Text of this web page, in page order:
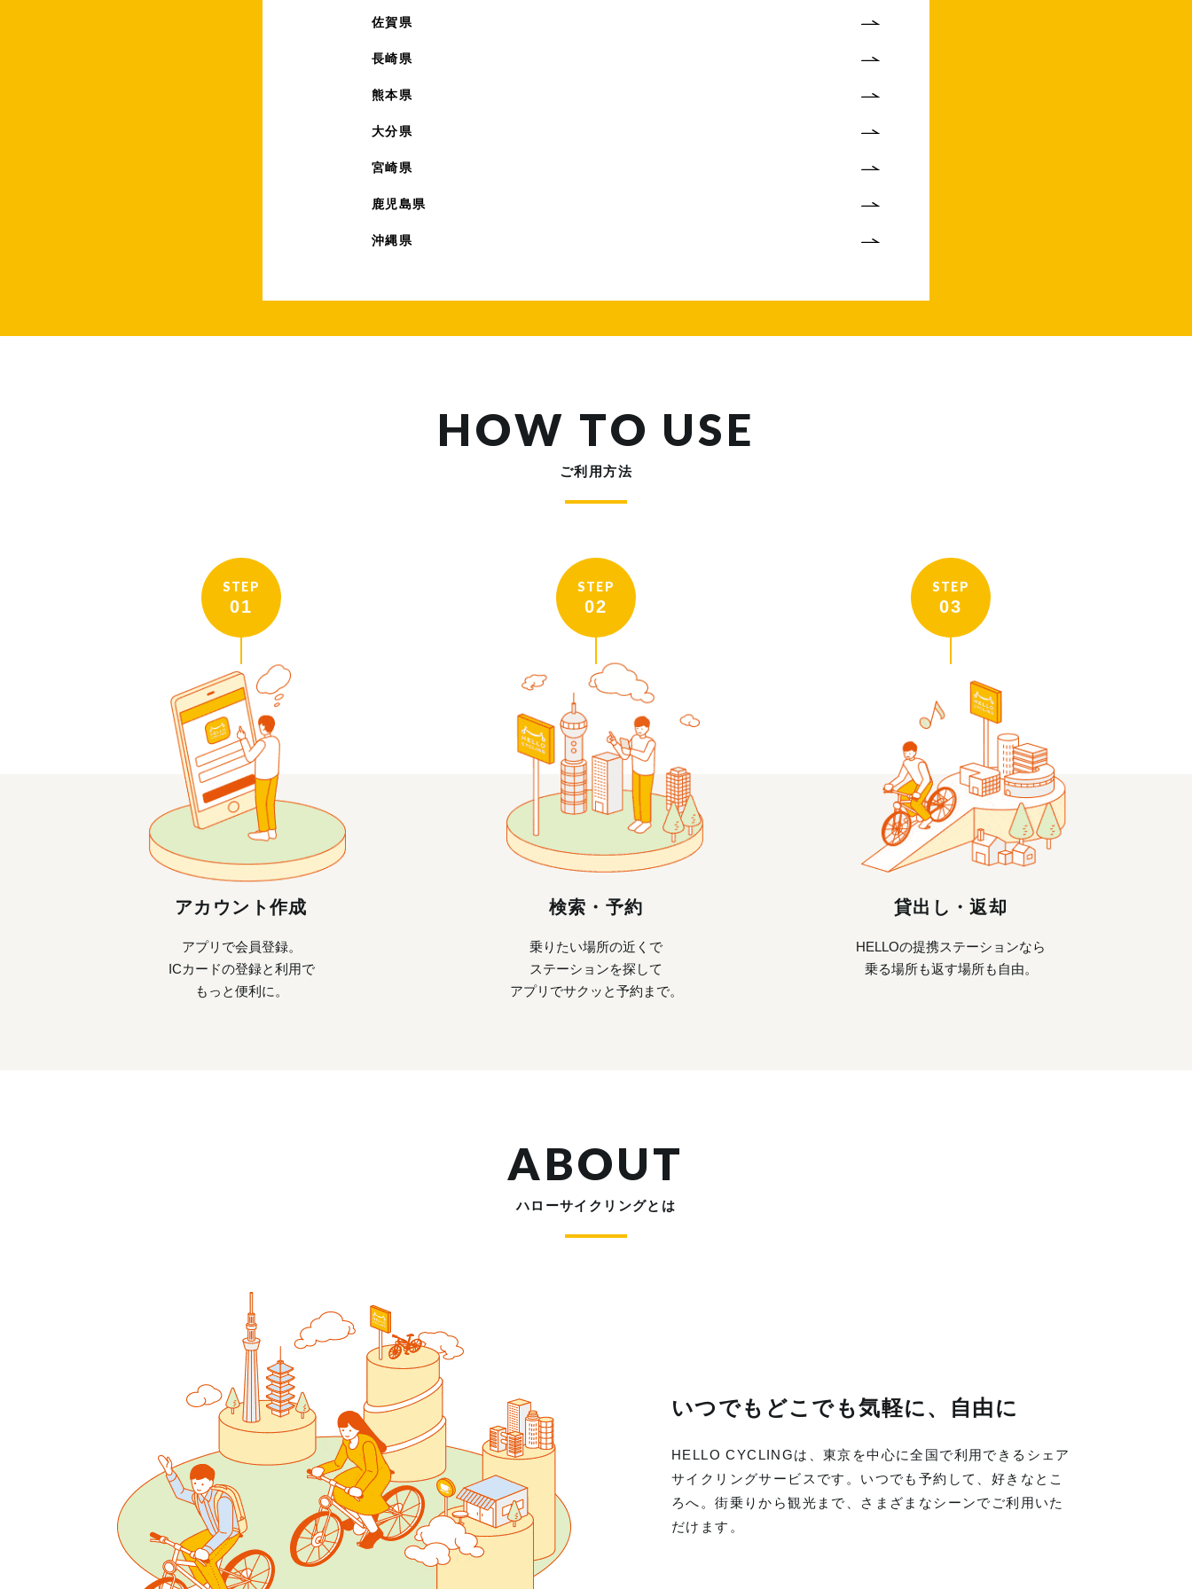
佐賀県
長崎県
熊本県
大分県
宮崎県
鹿児島県
沖縄県
HOW TO USE
ご利用方法
STEP
01
アカウント作成
アプリで会員登録。
ICカードの登録と利用で
もっと便利に。
STEP
02
検索・予約
乗りたい場所の近くで
ステーションを探して
アプリでサクッと予約まで。
STEP
03
貸出し・返却
HELLOの提携ステーションなら
乗る場所も返す場所も自由。
ABOUT
ハローサイクリングとは
いつでもどこでも気軽に、自由に
HELLO CYCLINGは、東京を中心に全国で利用できるシェア
サイクリングサービスです。いつでも予約して、好きなとこ
ろへ。街乗りから観光まで、さまざまなシーンでご利用いた
だけます。